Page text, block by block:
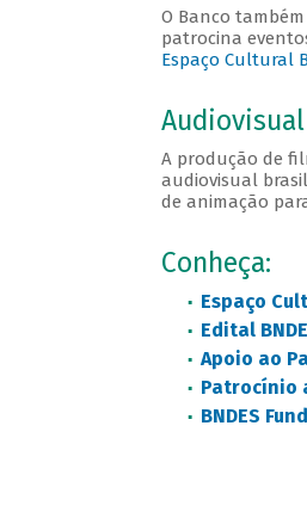
O Banco
patrocina
Espaço Cultural
Audiovisual
A produção de
audiovisual
de animação
Conheça:
Espaço
Edital
Apoio ao
Patrocínio
BNDES